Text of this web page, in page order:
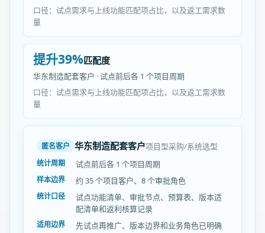
口径：试点需求与上线功能匹配项占比，以及返工需求数
量
提升39%匹配度
华东制造配套客户 · 试点前后各 1 个项目周期
口径：试点需求与上线功能匹配项占比，以及返工需求数
量
匿名客户 华东制造配套客户项目型采购/系统选型
统计周期 试点前后各 1 个项目周期
样本边界 约 35 个项目客户、8 个审批角色
统计口径
试点功能清单、审批节点、预算表、版本适
配清单和返利核算记录
适用边界
先试点再推广、版本边界和业务角色已明确